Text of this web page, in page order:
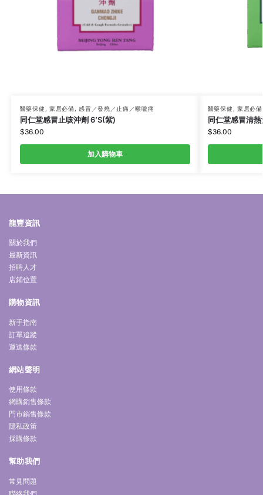
醫藥保健, 家居必備,感冒／發燒／止痛／喉嚨痛
同仁堂感冒止咳沖劑 6’S(紫)
$36.00
加入購物車
醫藥保健, 家居必備
同仁堂感冒清
$36.00
龍豐資訊
關於我們
最新資訊
招聘人才
店鋪位置
購物資訊
新手指南
訂單追蹤
運送條款
網站聲明
使用條款
網購銷售條款
門市銷售條款
隱私政策
採購條款
幫助我們
常見問題